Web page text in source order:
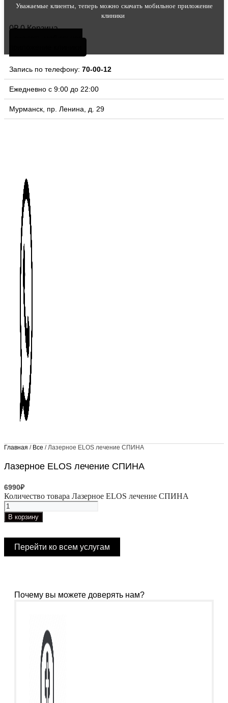
Уважаемые клиенты, теперь можно скачать мобильное приложение
клиники
0₽ 0 Корзина
Запись по телефону: 70-00-12
Ежедневно с 9:00 до 22:00
Мурманск, пр. Ленина, д. 29
Главная / Все / Лазерное ELOS лечение СПИНА
Лазерное ELOS лечение СПИНА
6990₽
Количество товара Лазерное ELOS лечение СПИНА
В корзину
Перейти ко всем услугам
Почему вы можете доверять нам?